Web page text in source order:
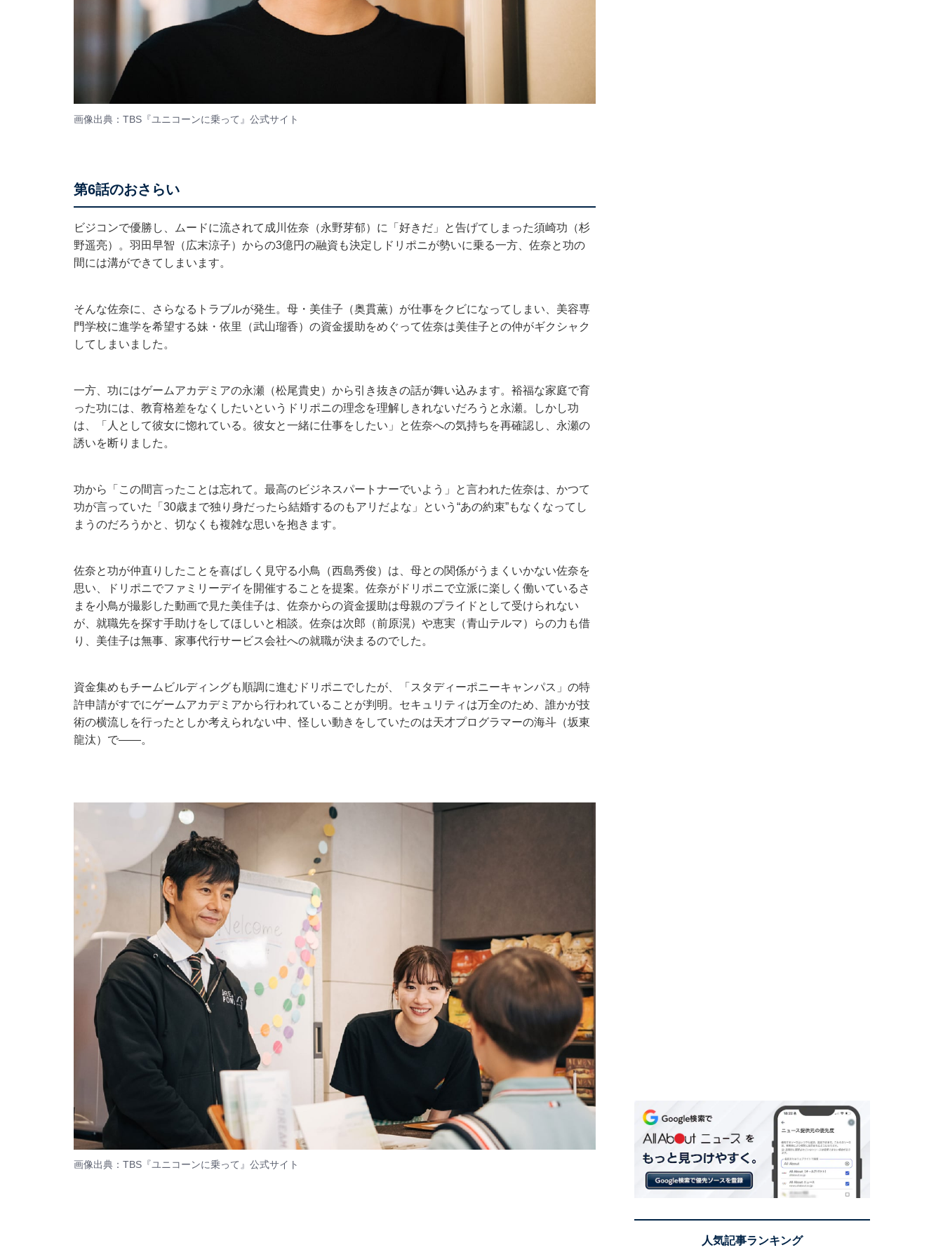
画像出典：TBS『ユニコーンに乗って』 公式サイト
第6話のおさらい
ビジコンで優勝し、ムードに流されて成川佐奈（永野芽郁）に「好きだ」と告げてしまった須崎功（杉
野遥亮）。羽田早智（広末涼子）からの3億円の融資も決定しドリポニが勢いに乗る一方、佐奈と功の
間には溝ができてしまいます。
そんな佐奈に、さらなるトラブルが発生。母・美佳子（奥貫薫）が仕事をクビになってしまい、美容専
門学校に進学を希望する妹・依里（武山瑠香）の資金援助をめぐって佐奈は美佳子との仲がギクシャク
してしまいました。
一方、功にはゲームアカデミアの永瀬（松尾貴史）から引き抜きの話が舞い込みます。裕福な家庭で育
った功には、教育格差をなくしたいというドリポニの理念を理解しきれないだろうと永瀬。しかし功
は、「人として彼女に惚れている。彼女と一緒に仕事をしたい」と佐奈への気持ちを再確認し、永瀬の
誘いを断りました。
功から「この間言ったことは忘れて。最高のビジネスパートナーでいよう」と言われた佐奈は、かつて
功が言っていた「30歳まで独り身だったら結婚するのもアリだよな」という“あの約束”もなくなってし
まうのだろうかと、切なくも複雑な思いを抱きます。
佐奈と功が仲直りしたことを喜ばしく見守る小鳥（西島秀俊）は、母との関係がうまくいかない佐奈を
思い、ドリポニでファミリーデイを開催することを提案。佐奈がドリポニで立派に楽しく働いているさ
まを小鳥が撮影した動画で見た美佳子は、佐奈からの資金援助は母親のプライドとして受けられない
が、就職先を探す手助けをしてほしいと相談。佐奈は次郎（前原滉）や恵実（青山テルマ）らの力も借
り、美佳子は無事、家事代行サービス会社への就職が決まるのでした。
資金集めもチームビルディングも順調に進むドリポニでしたが、「スタディーポニーキャンパス」の特
許申請がすでにゲームアカデミアから行われていることが判明。セキュリティは万全のため、誰かが技
術の横流しを行ったとしか考えられない中、怪しい動きをしていたのは天才プログラマーの海斗（坂東
龍汰）で――。
画像出典：TBS『ユニコーンに乗って』 公式サイト